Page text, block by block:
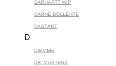
CARHARTT WIP
CARNE BOLLENTE
CASTART
D
DIEMME
DR. MARTENS